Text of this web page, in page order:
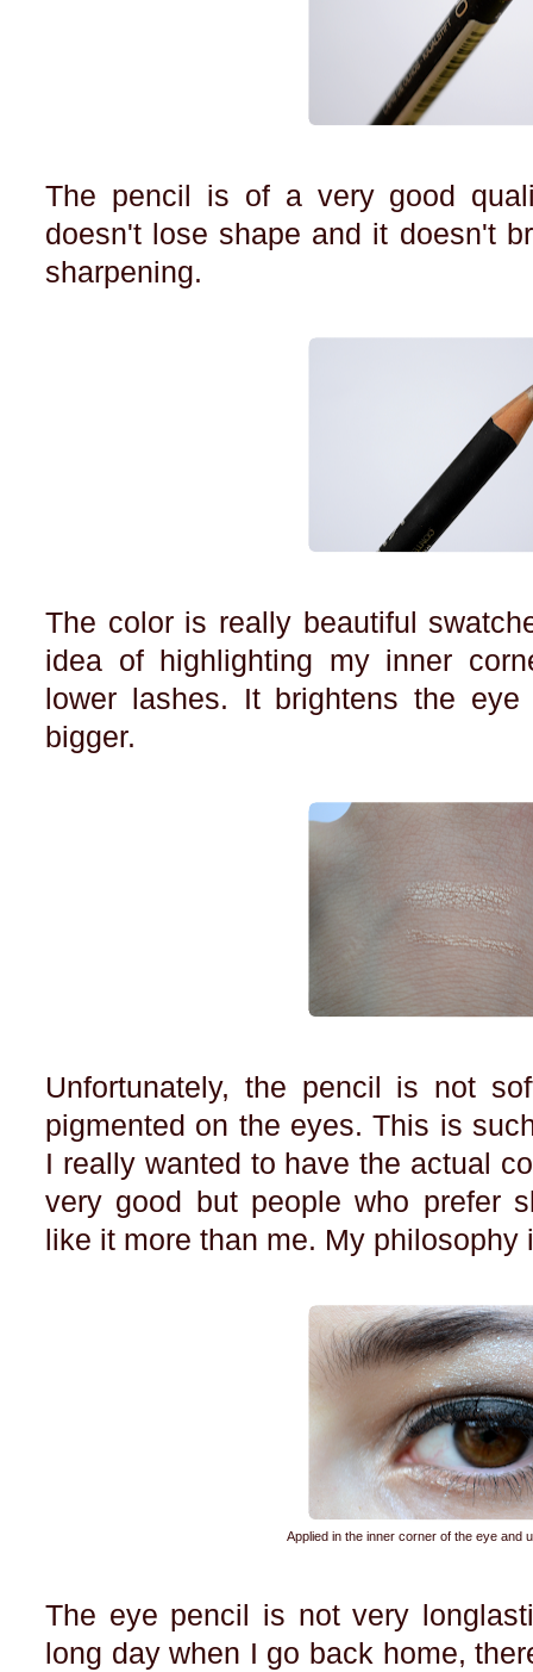
The pencil is of a very good
doesn't lose shape and it doesn't
sharpening.
The color is really beautiful
idea of highlighting my inner
lower lashes. It brightens the
bigger.
Unfortunately, the pencil is not
pigmented on the eyes. This is
I really wanted to have the actual
very good but people who prefer
like it more than me. My
Applied in the inner corner of the eye and
The eye pencil is not very
long day when I go back home,